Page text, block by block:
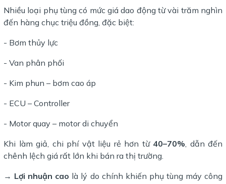
Nhiều loại phụ tùng có mức giá dao động từ vài trăm nghìn
đến hàng chục triệu đồng, đặc biệt:
- Bơm thủy lực
- Van phân phối
- Kim phun – bơm cao áp
- ECU – Controller
- Motor quay – motor di chuyển
Khi làm giả, chi phí vật liệu rẻ hơn từ 40–70%, dẫn đến
chênh lệch giá rất lớn khi bán ra thị trường.
→ Lợi nhuận cao là lý do chính khiến phụ tùng máy công